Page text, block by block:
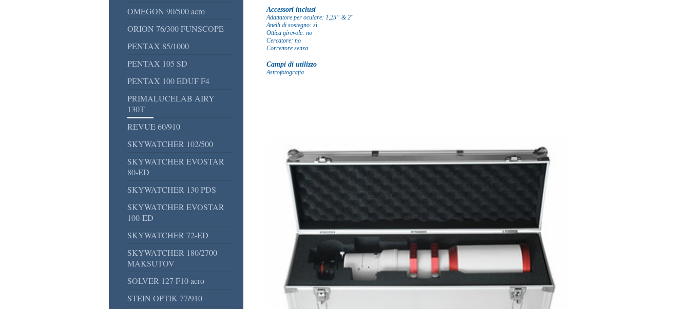
Accessori inclusi
Adattatore per oculare: 1,25” & 2"
Anelli di sostegno: sì
Ottica girevole: no
Cercatore: no
Correttore senza
Campi di utilizzo
Astrofotografia
OMEGON 90/500 acro
ORION 76/300 FUNSCOPE
PENTAX 85/1000
PENTAX 105 SD
PENTAX 100 EDUF F4
PRIMALUCELAB AIRY
130T
REVUE 60/910
SKYWATCHER 102/500
SKYWATCHER EVOSTAR
80-ED
SKYWATCHER 130 PDS
SKYWATCHER EVOSTAR
100-ED
SKYWATCHER 72-ED
SKYWATCHER 180/2700
MAKSUTOV
SOLVER 127 F10 acro
STEIN OPTIK 77/910